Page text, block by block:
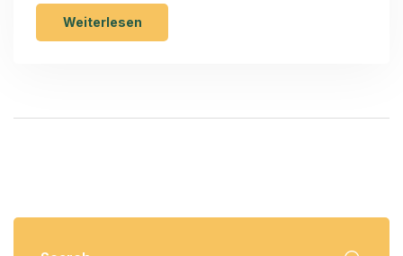
Weiterlesen